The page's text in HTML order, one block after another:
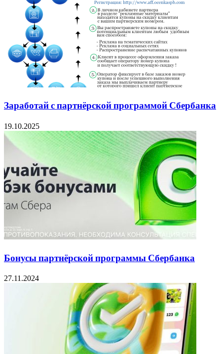
Заработай с партнёрской программой Сбербанка
19.10.2025
Бонусы партнёрской программы Сбербанка
27.11.2024